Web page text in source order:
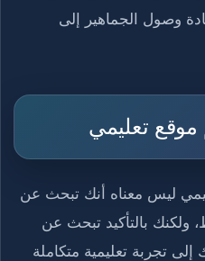
وصول الجماهير إلى
تعليمي
ليس معناه أنك تبحث عن
بالتأكيد تبحث عن
تجربة تعليمية متكاملة